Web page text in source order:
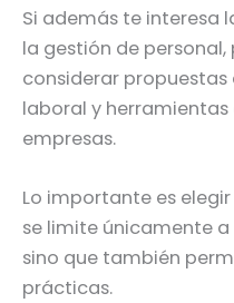
Si además te interesa
la gestión de
considerar
laboral y
empresas.
Lo importante es
se limite únicamente
sino que también
prácticas.